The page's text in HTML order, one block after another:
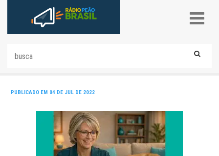
PUBLICADO EM 04 DE JUL DE 2022